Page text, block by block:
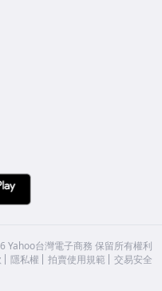
Yahoo台灣電子商務 保留所有權利
隱私權 拍賣使用規範 交易安全